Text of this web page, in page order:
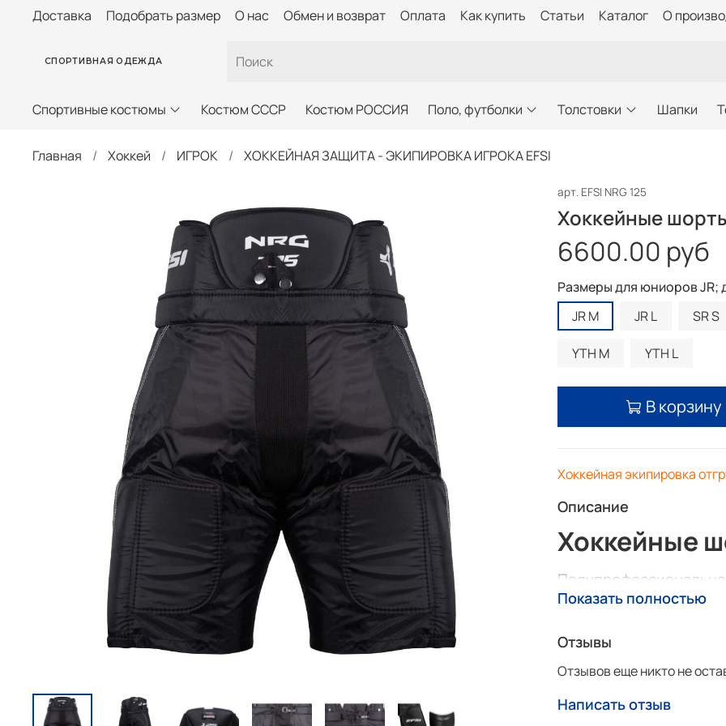
Доставка Подобрать размер О нас Обмен и возврат Оплата Как купить Статьи Каталог О
СПОРТИВНАЯ ОДЕЖДА
Спортивные костюмы Костюм СССР Костюм РОССИЯ Поло, футболки Толстовки Шапки
Главная Хоккей ИГРОК ХОККЕЙНАЯ ЗАЩИТА - ЭКИПИРОВКА ИГРОКА EFSI
арт. EFSI NRG 125
Хоккейные шорты
6600.00 руб
Размеры для юниоров JR;
JR M
JR L SR S
YTH M YTH L
В корзину
Хоккейная экипировка
Описание
Хоккейные
сочетающая в себе
бедра –
Верх – прочный,
SMART FIT –
Показать полностью
Отзывы
Отзывов еще никто не
Написать отзыв